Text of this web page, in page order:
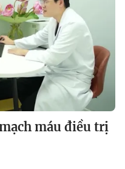
máu điều trị